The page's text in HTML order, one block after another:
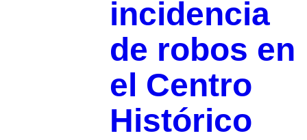
incidencia
de robos en
el Centro
Histórico